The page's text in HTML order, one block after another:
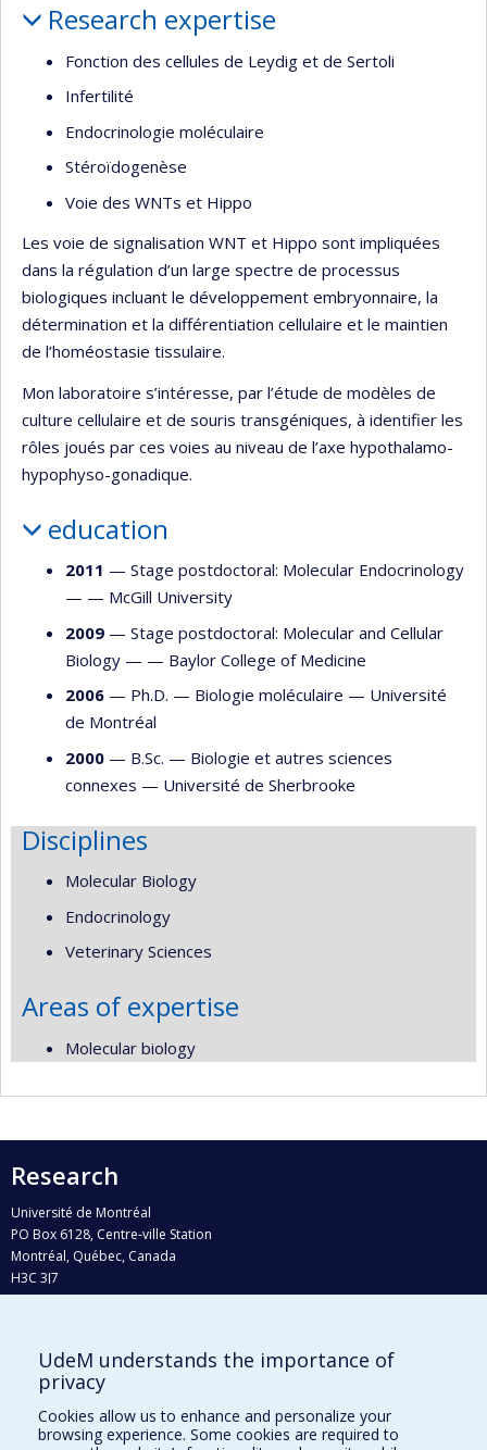
Research expertise
Fonction des cellules de Leydig et de Sertoli
Infertilité
Endocrinologie moléculaire
Stéroïdogenèse
Voie des WNTs et Hippo
Les voie de signalisation WNT et Hippo sont impliquées
dans la régulation d’un large spectre de processus
biologiques incluant le développement embryonnaire, la
détermination et la différentiation cellulaire et le maintien
de l’homéostasie tissulaire.
Mon laboratoire s’intéresse, par l’étude de modèles de
culture cellulaire et de souris transgéniques, à identifier les
rôles joués par ces voies au niveau de l’axe hypothalamo-
hypophyso-gonadique.
education
2011 — Stage postdoctoral: Molecular Endocrinology
— — McGill University
2009 — Stage postdoctoral: Molecular and Cellular
Biology — — Baylor College of Medicine
2006 — Ph.D. — Biologie moléculaire — Université
de Montréal
2000 — B.Sc. — Biologie et autres sciences
connexes — Université de Sherbrooke
Disciplines
Molecular Biology
Endocrinology
Veterinary Sciences
Areas of expertise
Molecular biology
Research
Université de Montréal
PO Box 6128, Centre-ville Station
Montréal, Québec, Canada
H3C 3J7
Who does what?
Find us
UdeM understands the importance of
privacy
Cookies allow us to enhance and personalize your
browsing experience. Some cookies are required to